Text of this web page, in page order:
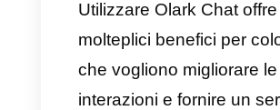
delle interazioni e il
sviluppo. Per
aziende che